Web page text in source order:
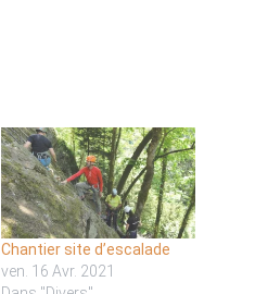
Chantier site d’escalade
ven. 16 Avr. 2021